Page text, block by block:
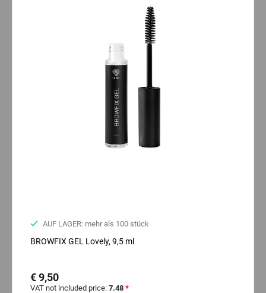
AUF LAGER: mehr als 100 stück
BROWFIX GEL Lovely, 9,5 ml
€ 9,50
VAT not included price: 7.48 *